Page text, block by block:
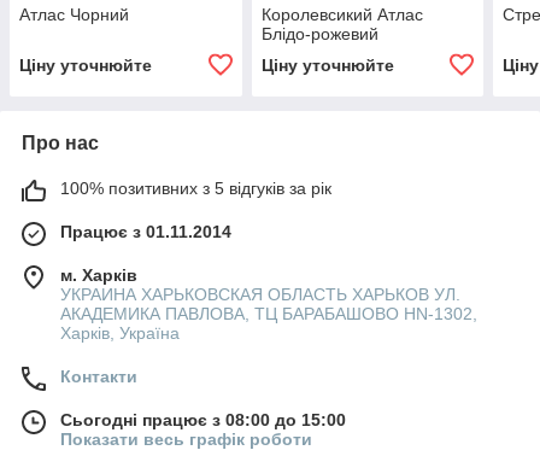
Атлас Чорний
Ціну уточнюйте
Королевсикий Атлас
Блідо-рожевий
Ціну уточнюйте
Про нас
100% позитивних з 5 відгуків за рік
Працює з 01.11.2014
м. Харків
УКРАИНА ХАРЬКОВСКАЯ ОБЛАСТЬ ХАРЬКОВ УЛ.
АКАДЕМИКА ПАВЛОВА, ТЦ БАРАБАШОВО HN-1302,
Харків, Україна
Контакти
Сьогодні працює з 08:00 до 15:00
Показати весь графік роботи